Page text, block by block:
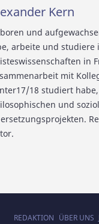
Kern
und
arbeite und studiere
in
mit
18 studiert
und
REDAKTION ÜBER UNS